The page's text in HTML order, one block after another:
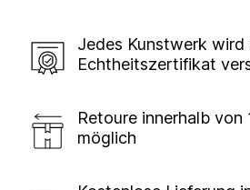
Jedes Kunstwerk wird
Echtheitszertifikat
Retoure innerhalb von
möglich